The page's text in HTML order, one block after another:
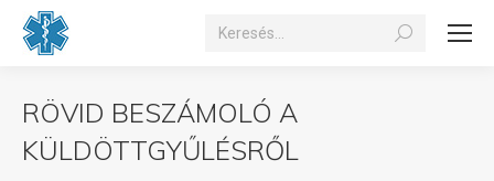
Search:
RÖVID BESZÁMOLÓ A
KÜLDÖTTGYŰLÉSRŐL